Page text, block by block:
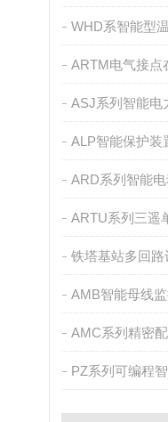
WHD系智能型
ARTM电气接点
ASJ系列智能电
ALP智能保护装
ARD系列智能
ARTU系列三遥
铁塔基站多回路
AMB智能母线
AMC系列精密
PZ系列可编程